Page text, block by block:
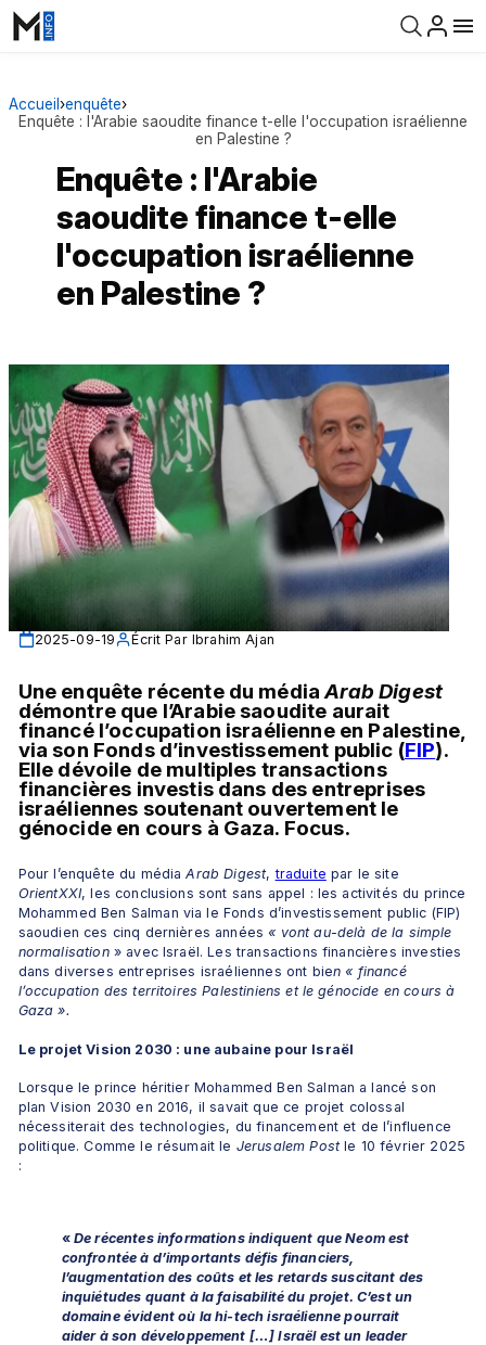
Accueil ›enquête›
Enquête : l'Arabie saoudite finance t-elle l'occupation israélienne
en Palestine ?
Enquête : l'Arabie
saoudite finance t-elle
l'occupation israélienne
en Palestine ?
2025-09-19 Écrit Par Ibrahim Ajan
Une enquête récente du média Arab Digest
démontre que l’Arabie saoudite aurait
financé l’occupation israélienne en Palestine,
via son Fonds d’investissement public (FIP).
Elle dévoile de multiples transactions
financières investis dans des entreprises
israéliennes soutenant ouvertement le
génocide en cours à Gaza. Focus.
Pour l’enquête du média Arab Digest, traduite
OrientXXI, les conclusions sont sans appel : les activités du prince
Mohammed Ben Salman via le Fonds d’investissement public (FIP)
saoudien ces cinq dernières années « vont au-delà de la simple
normalisation » avec Israël. Les transactions financières investies
dans diverses entreprises israéliennes ont bien « financé
l’occupation des territoires Palestiniens et le génocide en cours à
Gaza ».
Le projet Vision 2030 : une aubaine pour Israël
Lorsque le prince héritier Mohammed Ben Salman a lancé son
plan Vision 2030 en 2016, il savait que ce projet colossal
nécessiterait des technologies, du financement et de l’influence
politique. Comme le résumait le Jerusalem Post le 10 février 2025
:
« De récentes informations indiquent que Neom est
confrontée à d’importants défis financiers,
l’augmentation des coûts et les retards suscitant des
inquiétudes quant à la faisabilité du projet. C’est un
domaine évident où la hi-tech israélienne pourrait
aider à son développement […] Israël est un leader